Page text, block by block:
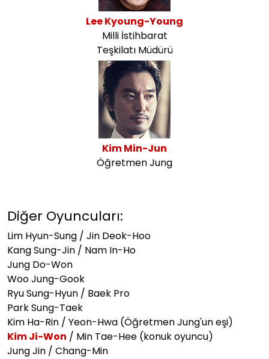
Lee Kyoung-Young
Milli İstihbarat
Teşkilatı Müdürü
Kim Min-Jun
Öğretmen Jung
Diğer Oyuncuları:
Lim Hyun-Sung / Jin Deok-Hoo
Kang Sung-Jin / Nam In-Ho
Jung Do-Won
Woo Jung-Gook
Ryu Sung-Hyun / Baek Pro
Park Sung-Taek
Kim Ha-Rin / Yeon-Hwa (Öğretmen Jung'un eşi)
Kim Ji-Won / Min Tae-Hee (konuk oyuncu)
Jung Jin / Chang-Min